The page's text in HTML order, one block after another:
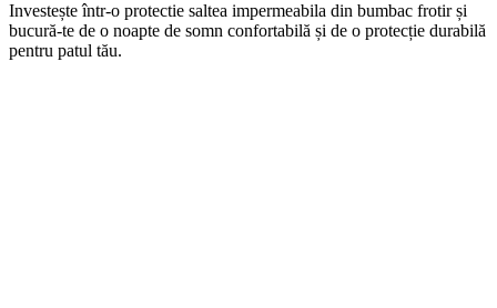
Investeșteîntr-o protectie saltea impermeabila din bumbac frotirși
bucură-te de o noapte de somn confortabilă și de o protecție durabilă
pentru patul tău.